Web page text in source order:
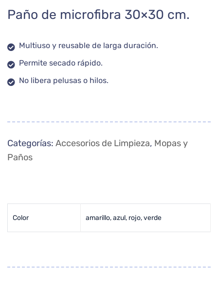
Paño de microfibra 30×30 cm.
Multiuso y reusable de larga duración.
Permite secado rápido.
No libera pelusas o hilos.
Categorías: Accesorios de Limpieza, Mopas y
Paños
Color amarillo, azul, rojo, verde